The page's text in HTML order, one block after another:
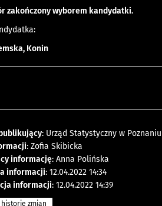
zakończony wyborem kandydatki.
Konin
: Urząd Statystyczny w Poznaniu
: Zofia Skibicka
informację: Anna Polińska
informacji: 12.04.2022 14:34
informacji: 12.04.2022 14:39
zmian